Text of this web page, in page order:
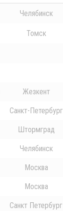
Челябинск
Томск
Жезкент
Санкт-Петербург
Штормград
Челябинск
Москва
Москва
Санкт Петербург